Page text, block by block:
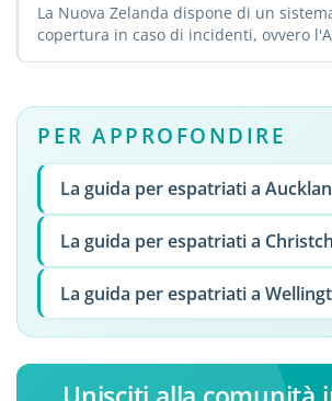
La Nuova Zelanda dispone di un
copertura in caso di incidenti, ovvero
PER APPROFONDIRE
La guida per espatriati a
La guida per espatriati a
La guida per espatriati a